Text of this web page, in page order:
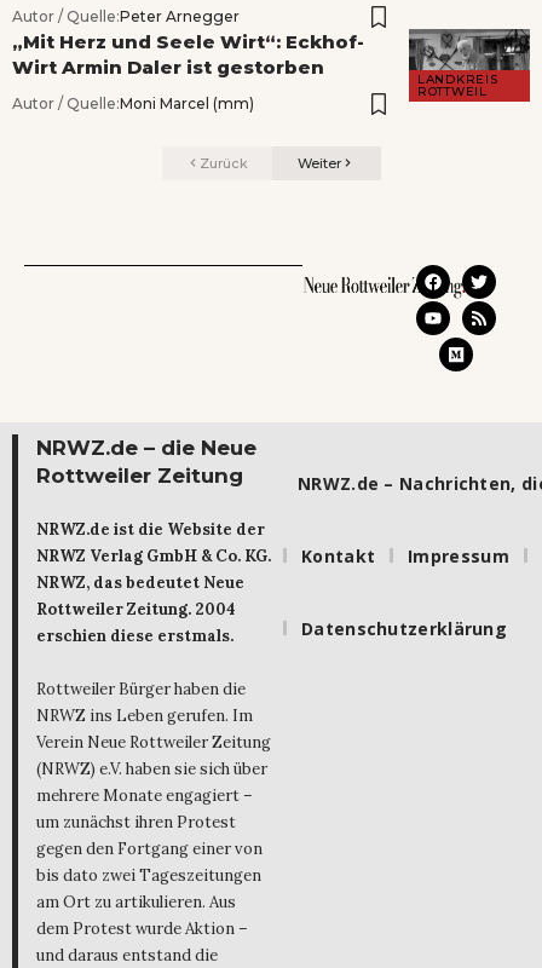
Autor / Quelle:Peter Arnegger
LANDKREIS
ROTTWEIL
„Mit Herz und Seele Wirt“: Eckhof-
Wirt Armin Daler ist gestorben
Autor / Quelle:Moni Marcel (mm)
Zurück Weiter
NRWZ.de – die Neue
Rottweiler Zeitung
NRWZ.de ist die Website der
NRWZ Verlag GmbH & Co. KG.
NRWZ, das bedeutet Neue
Rottweiler Zeitung. 2004
erschien diese erstmals.
Rottweiler Bürger haben die
NRWZ ins Leben gerufen. Im
Verein Neue Rottweiler Zeitung
(NRWZ) e.V. haben sie sich über
mehrere Monate engagiert –
um zunächst ihren Protest
gegen den Fortgang einer von
bis dato zwei Tageszeitungen
am Ort zu artikulieren. Aus
dem Protest wurde Aktion –
und daraus entstand die
NRWZ.de – Nachrichten,
Kontakt Impressum
Datenschutzerklärung